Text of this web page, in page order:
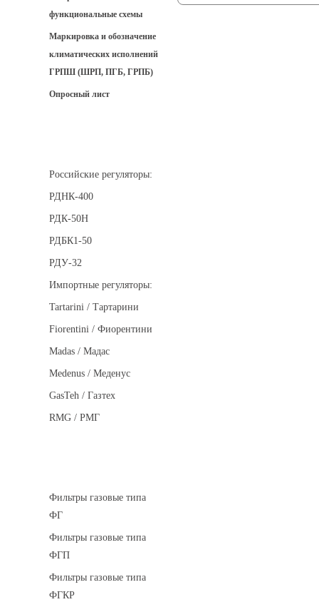
функциональные схемы
Маркировка и обозначение
климатических исполнений
ГРПШ (ШРП, ПГБ, ГРПБ)
Опросный лист
Российские регуляторы:
РДНК-400
РДК-50Н
РДБК1-50
РДУ-32
Импортные регуляторы:
Tartarini / Тартарини
Fiorentini / Фиорентини
Madas / Мадас
Medenus / Меденус
GasTeh / Газтех
RMG / РМГ
Фильтры газовые типа
ФГ
Фильтры газовые типа
ФГП
Фильтры газовые типа
ФГКР